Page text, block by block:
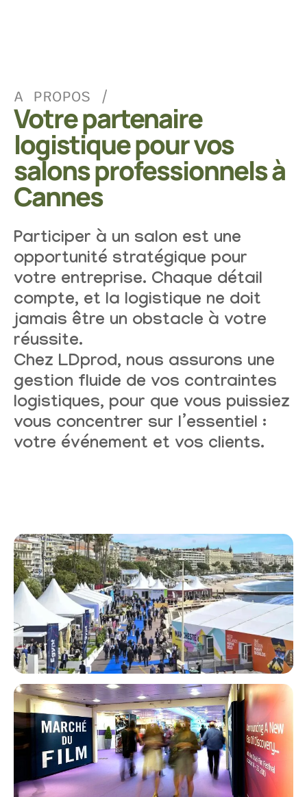
A PROPOS /
Votre partenaire
logistique pour vos
salons professionnels à
Cannes
Participer à un salon est une
opportunité stratégique pour
votre entreprise. Chaque détail
compte, et la logistique ne doit
jamais être un obstacle à votre
réussite.
Chez LDprod, nous assurons une
gestion fluide de vos contraintes
logistiques, pour que vous puissiez
vous concentrer sur l’essentiel :
votre événement et vos clients.